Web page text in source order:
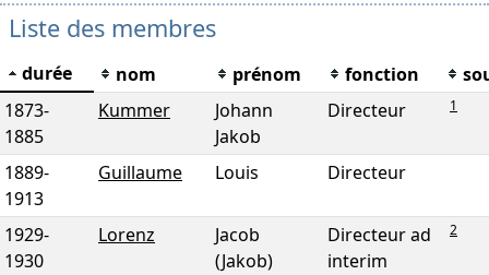
Liste des membres
durée nom prénom fonction
1873-
1885
Kummer
Johann
Jakob
Directeur 1
1889-
1913
Guillaume Louis Directeur
1929-
1930
Lorenz
Jacob
(Jakob)
Directeur ad
interim
2